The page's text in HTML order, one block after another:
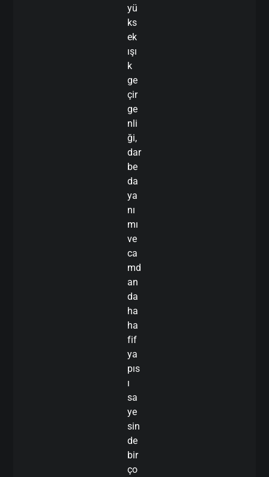
yü
ks
ek
ışı
k
ge
çir
ge
nli
ği,
dar
be
da
ya
nı
mı
ve
ca
md
an
da
ha
ha
fif
ya
pıs
ı
sa
ye
sin
de
bir
ço